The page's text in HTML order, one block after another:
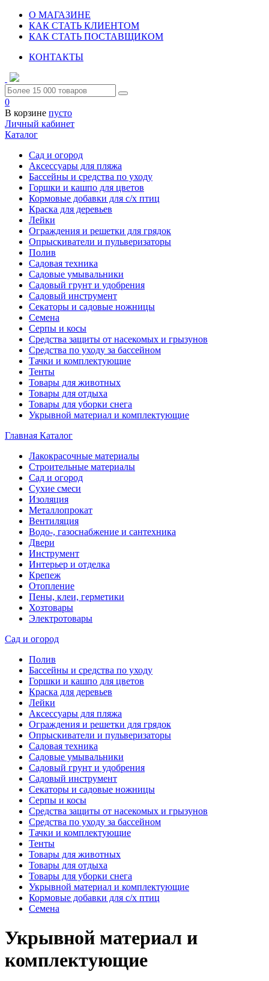
О МАГАЗИНЕ
КАК СТАТЬ КЛИЕНТОМ
КАК СТАТЬ ПОСТАВЩИКОМ
КОНТАКТЫ
0
В корзине пусто
Личный кабинет
Каталог
Сад и огород
Аксессуары для пляжа
Бассейны и средства по уходу
Горшки и кашпо для цветов
Кормовые добавки для с/х птиц
Краска для деревьев
Лейки
Ограждения и решетки для грядок
Опрыскиватели и пульверизаторы
Полив
Садовая техника
Садовые умывальники
Садовый грунт и удобрения
Садовый инструмент
Секаторы и садовые ножницы
Семена
Серпы и косы
Средства защиты от насекомых и грызунов
Средства по уходу за бассейном
Тачки и комплектующие
Тенты
Товары для животных
Товары для отдыха
Товары для уборки снега
Укрывной материал и комплектующие
Главная Каталог
Лакокрасочные материалы
Строительные материалы
Сад и огород
Сухие смеси
Изоляция
Металлопрокат
Вентиляция
Водо-, газоснабжение и сантехника
Двери
Инструмент
Интерьер и отделка
Крепеж
Отопление
Пены, клеи, герметики
Хозтовары
Электротовары
Сад и огород
Полив
Бассейны и средства по уходу
Горшки и кашпо для цветов
Краска для деревьев
Лейки
Аксессуары для пляжа
Ограждения и решетки для грядок
Опрыскиватели и пульверизаторы
Садовая техника
Садовые умывальники
Садовый грунт и удобрения
Садовый инструмент
Секаторы и садовые ножницы
Серпы и косы
Средства защиты от насекомых и грызунов
Средства по уходу за бассейном
Тачки и комплектующие
Тенты
Товары для животных
Товары для отдыха
Товары для уборки снега
Укрывной материал и комплектующие
Кормовые добавки для с/х птиц
Семена
Укрывной материал и
комплектующие